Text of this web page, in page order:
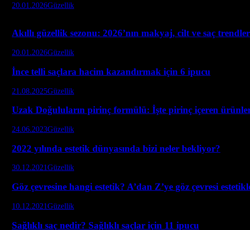
20.01.2026Güzellik
Akıllı güzellik sezonu: 2026’nın makyaj, cilt ve saç
20.01.2026Güzellik
İnce telli saçlara hacim kazandırmak için 6 ipucu
21.08.2025Güzellik
Uzak Doğuluların pirinç formülü: İşte pirinç içeren
24.06.2023Güzellik
2022 yılında estetik dünyasında bizi neler bekliyor?
30.12.2021Güzellik
Göz çevresine hangi estetik? A’dan Z’ye göz çevresi
10.12.2021Güzellik
Sağlıklı saç nedir? Sağlıklı saçlar için 11 ipucu